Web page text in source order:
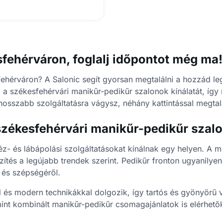
foglalj időpontot még ma!
A Salonic segít gyorsan megtalálni a hozzád
székesfehérvári manikűr-pedikűr szalonok kínálatát,
szolgáltatásra vágysz, néhány kattintással
manikűr-pedikűr
és lábápolási szolgáltatásokat kínálnak egy helyen. A
a legújabb trendek szerint. Pedikűr fronton
szépségéről.
modern technikákkal dolgozik, így tartós és gyönyörű
kombinált manikűr-pedikűr csomagajánlatok is